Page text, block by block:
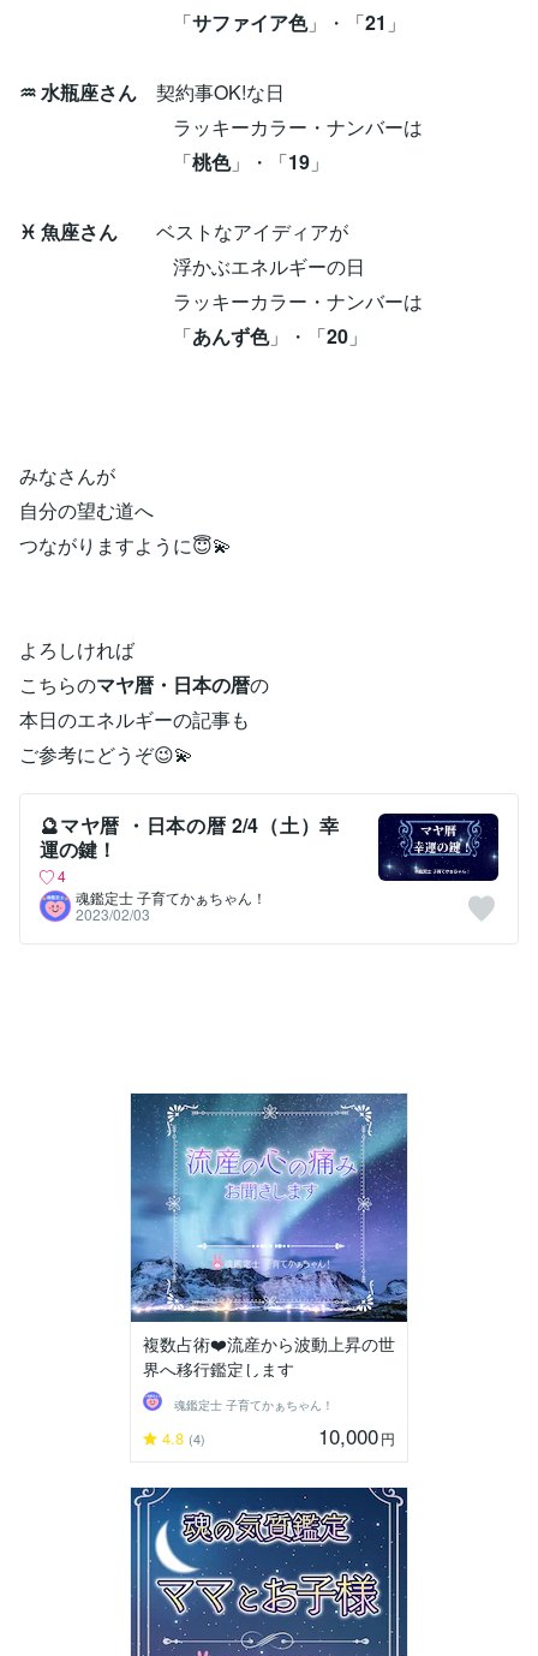
「サファイア色」・「21 」
♒ 水瓶座さん 契約事OK!な日
ラッキーカラー・ナンバーは
「桃色」・「19 」
♓ 魚座さん ベストなアイディアが
浮かぶエネルギーの日
ラッキーカラー・ナンバーは
「あんず色」・「20 」
みなさんが
自分の望む道へ
つながりますように😇💫
よろしければ
こちらのマヤ暦・日本の暦の
本日のエネルギーの記事も
ご参考にどうぞ😉💫
🔮マヤ暦 ・日本の暦 2/4（土）幸
運の鍵！
4
魂鑑定士 子育てかぁちゃん！
2023/02/03
複数占術❤️流産から波動上昇の世
界へ移行鑑定します
魂鑑定士 子育てかぁちゃん！
4.8 (4) 10,000円